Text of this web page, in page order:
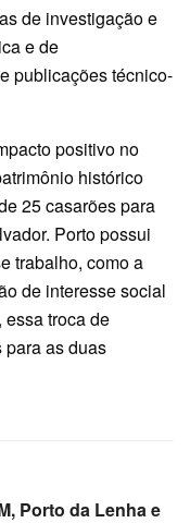
de investigação e
e de
publicações técnico-
positivo no
histórico
25 casarões para
Porto possui
trabalho, como a
de interesse social
troca de
para as duas
Porto da Lenha e